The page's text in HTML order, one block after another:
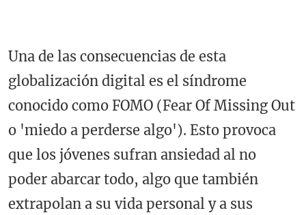
Una de las consecuencias de esta
globalización digital es el síndrome
conocido como FOMO (Fear Of Missing Out
o 'miedo a perderse algo'). Esto provoca
que los jóvenes sufran ansiedad al no
poder abarcar todo, algo que también
extrapolan a su vida personal y a sus